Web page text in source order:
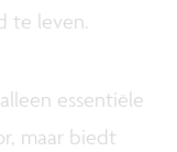
te leven.
essentiële
maar biedt